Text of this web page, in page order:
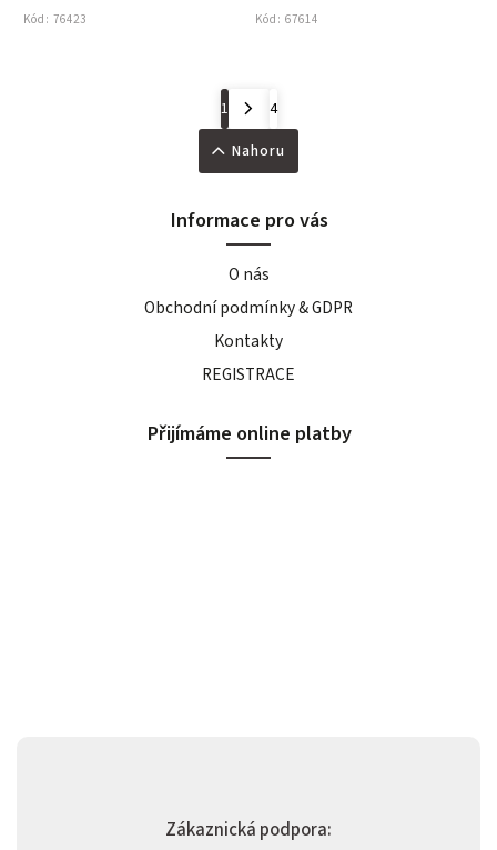
Kód: 76423 Kód: 67614
1
4
Nahoru
Zákaznická podpora:
Informace pro vás
O nás
Obchodní podmínky & GDPR
Kontakty
REGISTRACE
Přijímáme online platby